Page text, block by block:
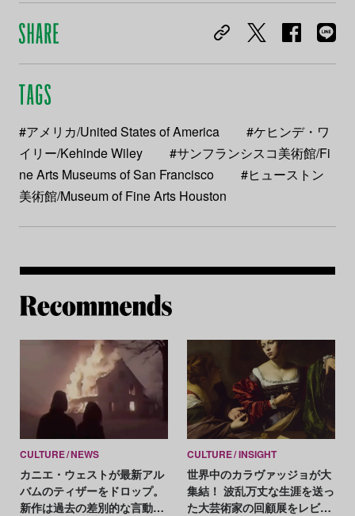
#アメリカ/United States of America
#ケヒンデ・ワ
イリー/Kehinde Wiley
#サンフランシスコ美術館/Fi
ne Arts Museums of San Francisco
#ヒューストン
美術館/Museum of Fine Arts Houston
CULTURE NEWS
カニエ・ウェストが最新アル
バムのティザーをドロップ。
新作は過去の差別的な言動に
CULTURE INSIGHT
世界中のカラヴァッジョが大
集結！ 波乱万丈な生涯を送っ
た大芸術家の回顧展をレビュ